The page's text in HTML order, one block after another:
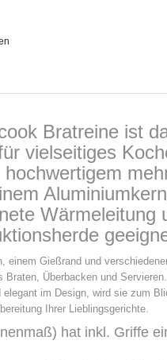
Bratreine ist
vielseitiges
Wärmeleitung
einem Gießrand und
Braten, Überbacken und Servieren.
elegant im Design, wird sie zum
Ihrer Lieblingsgerichte.
hat inkl. Griffe